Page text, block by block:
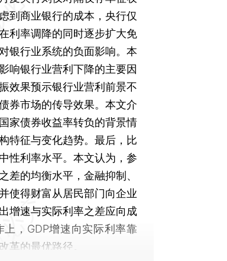
到商业银行的成本，央行仅
利率调降的同时逐步扩大免
银行业系统的负面影响。本
响银行业营利下降的主要因
效果预示银行业营利前景不
券市场的传导效果。本文介
家债券收益率转负的背景情
特征与变化趋势。最后，比
性利率水平。本文认为，参
差的均衡水平，金融抑制、
使得财富从居民部门向企业
增速与实际利率之差应向成
，GDP增速向实际利率靠
革的最优路径。